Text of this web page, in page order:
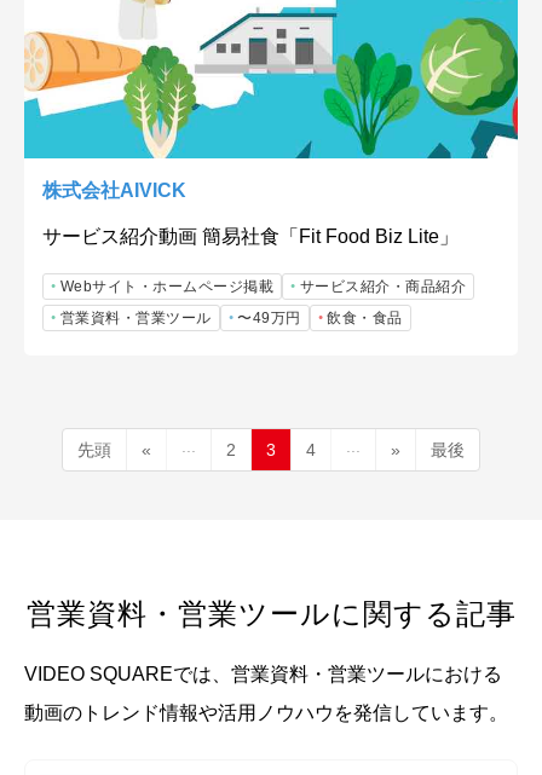
株式会社AIVICK
サービス紹介動画 簡易社食「Fit Food Biz Lite」
Webサイト・ホームページ掲載
サービス紹介・商品紹介
営業資料・営業ツール
〜49万円 飲食・食品
先頭 « 2 3 4 » 最後
営業資料・営業ツールに関する記事
VIDEO SQUAREでは、営業資料・営業ツールにおける
動画のトレンド情報や活用ノウハウを発信しています。